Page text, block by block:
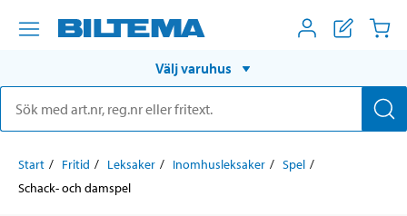
Välj varuhus
Start Fritid Leksaker Inomhusleksaker
Spel
Schack- och damspel